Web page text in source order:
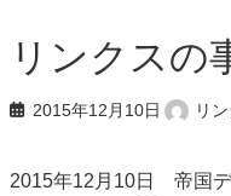
リンクスの
2015年12月10日 リ
2015年12月10日 帝国